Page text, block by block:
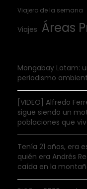
Viajero de la semana
Viajes Áreas
Mongabay Latam:
periodismo
[VIDEO] Alfredo
sigue siendo un
poblaciones que
Tenía 21 años, era
quién era Andrés
caída en la